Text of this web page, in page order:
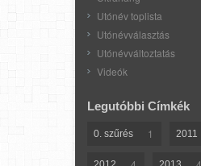
Utónév toplista
Utónévválasztás
Utónévváltoztatás
Videók
Legutóbbi Címkék
0. szűrés 1 2011